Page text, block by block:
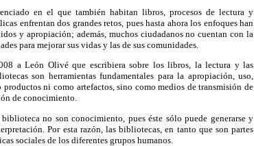
en el que también habitan libros, procesos de lectura y
enfrentan dos grandes retos, pues hasta ahora los enfoques han
y apropiación; además, muchos ciudadanos no cuentan con la
para mejorar sus vidas y las de sus comunidades.
a León Olivé que escribiera sobre los libros, la lectura y las
son herramientas fundamentales para la apropiación, uso,
ni como artefactos, sino como medios de transmisión de
de conocimiento.
no son conocimiento, pues éste sólo puede generarse y
Por esta razón, las bibliotecas, en tanto que son partes
sociales de los diferentes grupos humanos.